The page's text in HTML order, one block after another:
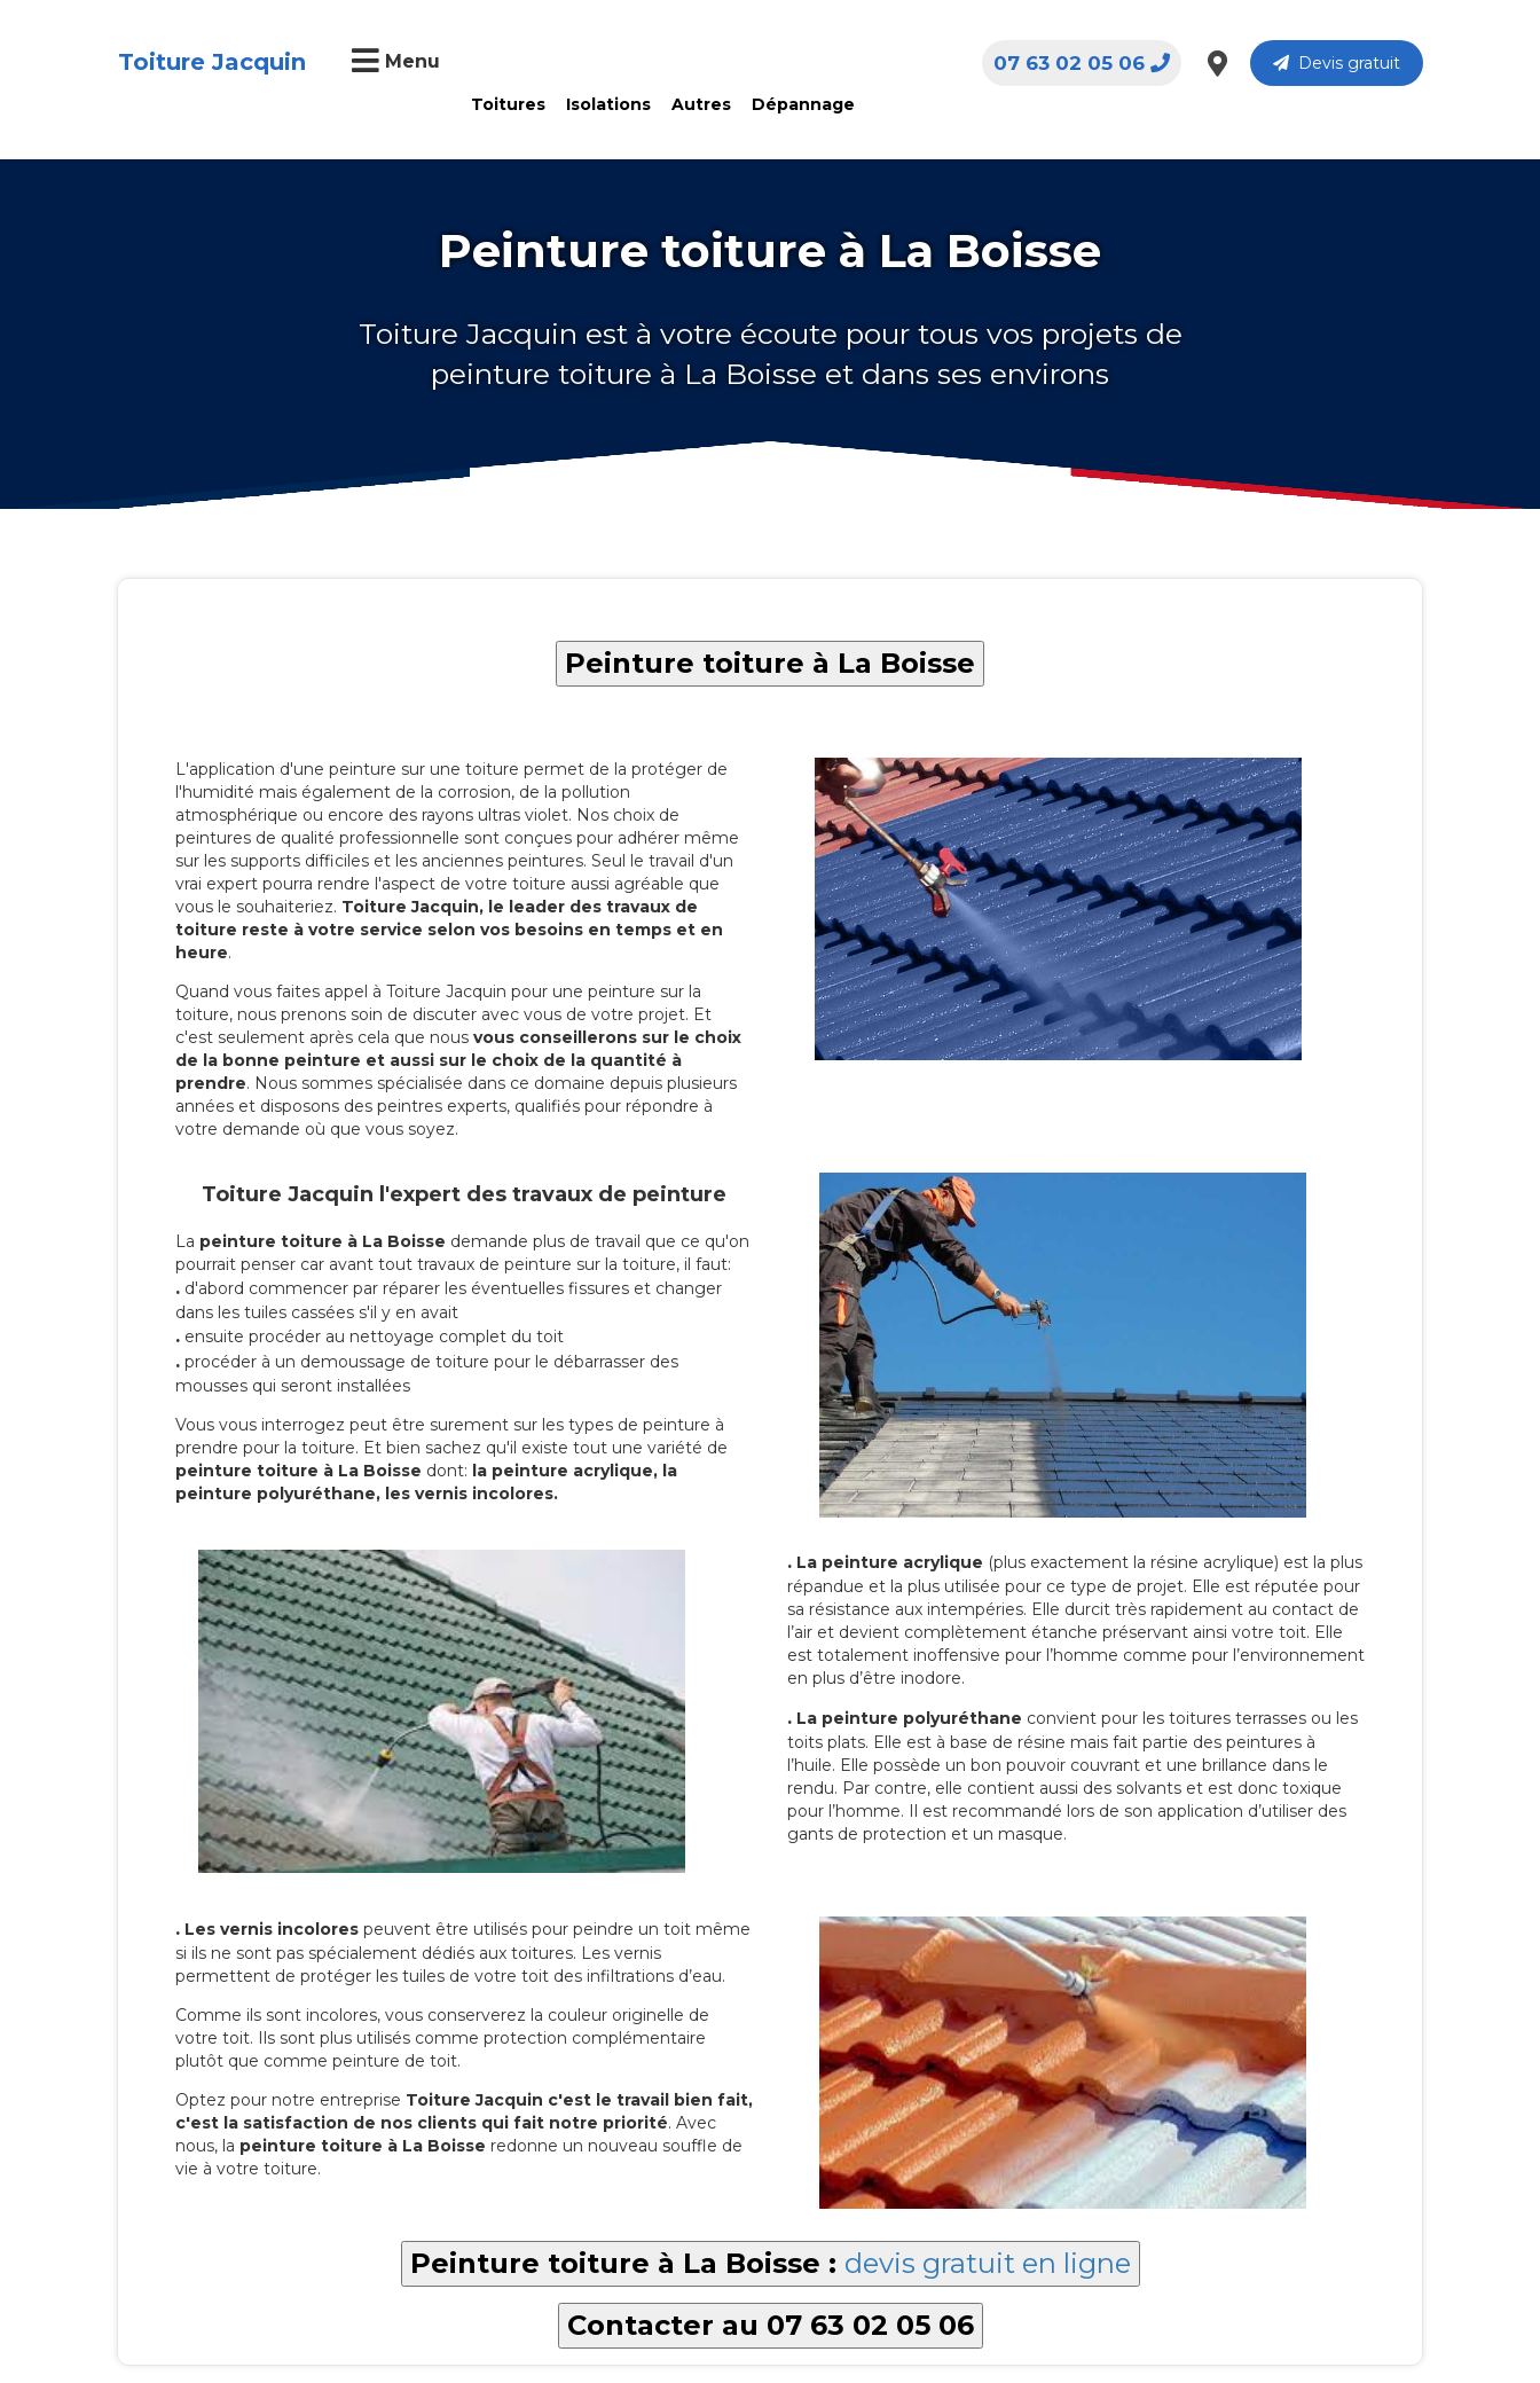
Toiture Jacquin Menu
Toitures Isolations Autres Dépannage
Devis gratuit
07 63 02 05 06
Peinture toiture à La Boisse
Toiture Jacquin est à votre écoute pour tous vos projets de
peinture toiture à La Boisse et dans ses environs
Peinture toiture à La Boisse
L'application d'une peinture sur une toiture permet de la protéger de
l'humidité mais également de la corrosion, de la pollution
atmosphérique ou encore des rayons ultras violet. Nos choix de
peintures de qualité professionnelle sont conçues pour adhérer même
sur les supports difficiles et les anciennes peintures. Seul le travail d'un
vrai expert pourra rendre l'aspect de votre toiture aussi agréable que
vous le souhaiteriez. Toiture Jacquin, le leader des travaux de
toiture reste à votre service selon vos besoins en temps et en
heure.
Quand vous faites appel à Toiture Jacquin pour une peinture sur la
toiture, nous prenons soin de discuter avec vous de votre projet. Et
c'est seulement après cela que nous vous conseillerons sur le choix
de la bonne peinture et aussi sur le choix de la quantité à
prendre. Nous sommes spécialisée dans ce domaine depuis plusieurs
années et disposons des peintres experts, qualifiés pour répondre à
votre demande où que vous soyez.
Toiture Jacquin l'expert des travaux de peinture
La peinture toiture à La Boisse demande plus de travail que ce qu'on
pourrait penser car avant tout travaux de peinture sur la toiture, il faut:
. d'abord commencer par réparer les éventuelles fissures et changer
dans les tuiles cassées s'il y en avait
. ensuite procéder au nettoyage complet du toit
. procéder à un demoussage de toiture pour le débarrasser des
mousses qui seront installées
Vous vous interrogez peut être surement sur les types de peinture à
prendre pour la toiture. Et bien sachez qu'il existe tout une variété de
peinture toiture à La Boisse dont: la peinture acrylique, la
peinture polyuréthane, les vernis incolores.
. La peinture acrylique (plus exactement la résine acrylique) est la plus
répandue et la plus utilisée pour ce type de projet. Elle est réputée pour
sa résistance aux intempéries. Elle durcit très rapidement au contact de
l’air et devient complètement étanche préservant ainsi votre toit. Elle
est totalement inoffensive pour l’homme comme pour l’environnement
en plus d’être inodore.
. La peinture polyuréthane convient pour les toitures terrasses ou les
toits plats. Elle est à base de résine mais fait partie des peintures à
l’huile. Elle possède un bon pouvoir couvrant et une brillance dans le
rendu. Par contre, elle contient aussi des solvants et est donc toxique
pour l’homme. Il est recommandé lors de son application d’utiliser des
gants de protection et un masque.
. Les vernis incolores peuvent être utilisés pour peindre un toit même
si ils ne sont pas spécialement dédiés aux toitures. Les vernis
permettent de protéger les tuiles de votre toit des infiltrations d’eau.
Comme ils sont incolores, vous conserverez la couleur originelle de
votre toit. Ils sont plus utilisés comme protection complémentaire
plutôt que comme peinture de toit.
Optez pour notre entreprise Toiture Jacquin c'est le travail bien fait,
c'est la satisfaction de nos clients qui fait notre priorité. Avec
nous, la peinture toiture à La Boisse redonne un nouveau souffle de
vie à votre toiture.
Peinture toiture à La Boisse : devis gratuit en ligne
Contacter au 07 63 02 05 06